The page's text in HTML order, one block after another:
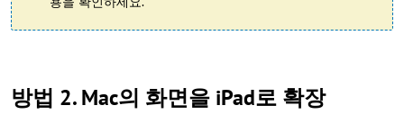
방법 2. Mac의 화면을 iPad로 확장